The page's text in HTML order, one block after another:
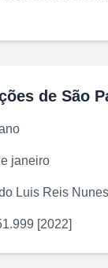
de São
janeiro
Luis Reis Nunes
[2022]